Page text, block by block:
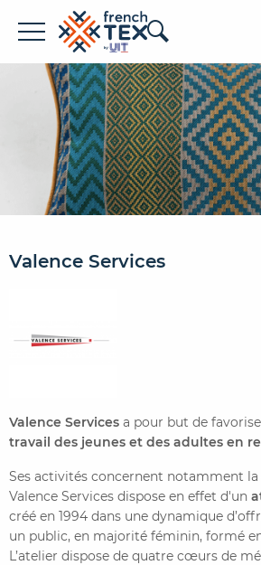
Offres d'emploi
Entreprises
Métiers
Formations
Valence Services
Valence Services a pour but de
travail des jeunes et des adultes en
Ses activités concernent notamment la
Valence Services dispose en effet d'un
créé en 1994 dans une dynamique
un public, en majorité féminin, formé
L’atelier dispose de quatre cœurs de